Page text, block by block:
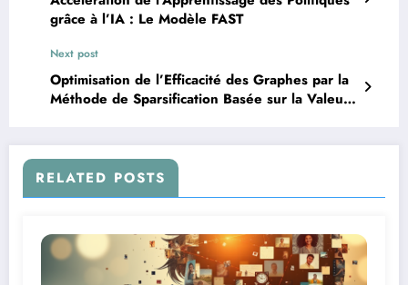
grâce à l’IA : Le Modèle FAST
Next post
Optimisation de l’Efficacité des Graphes par la
Méthode de Sparsification Basée sur la Valeur
RELATED POSTS